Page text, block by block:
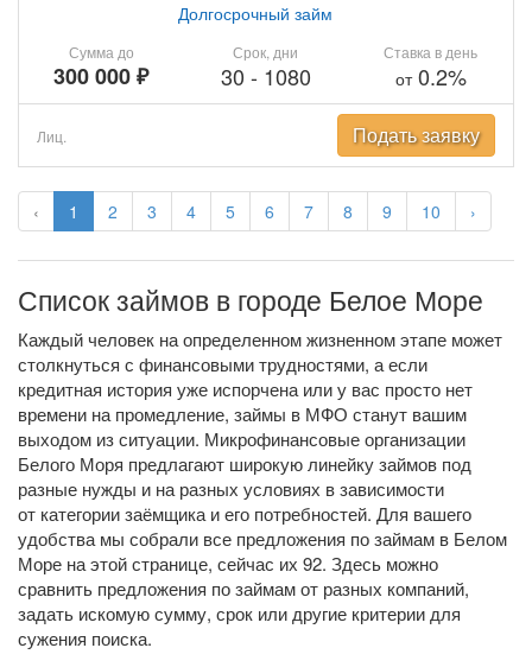
‹ 1 2 3 4 5 6 7 8 9 10 ›
Сумма до
300 000 ₽
Долгосрочный займ
Срок, дни
30 - 1080
Ставка в день
от0.2%
Лиц. Подать заявку
Список займов в городе Белое Море
Каждый человек на определенном жизненном этапе может
столкнуться с финансовыми трудностями, а если
кредитная история уже испорчена или у вас просто нет
времени на промедление, займы в МФО станут вашим
выходом из ситуации. Микрофинансовые организации
Белого Моря предлагают широкую линейку займов под
разные нужды и на разных условиях в зависимости
от категории заёмщика и его потребностей. Для вашего
удобства мы собрали все предложения по займам в Белом
Море на этой странице, сейчас их 92. Здесь можно
сравнить предложения по займам от разных компаний,
задать искомую сумму, срок или другие критерии для
сужения поиска.